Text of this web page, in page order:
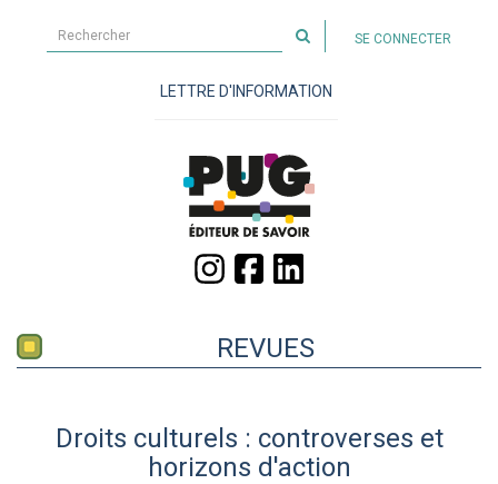
sur
site
SE CONNECTER
LETTRE D'INFORMATION
REVUES
Droits culturels : controverses et
horizons d'action